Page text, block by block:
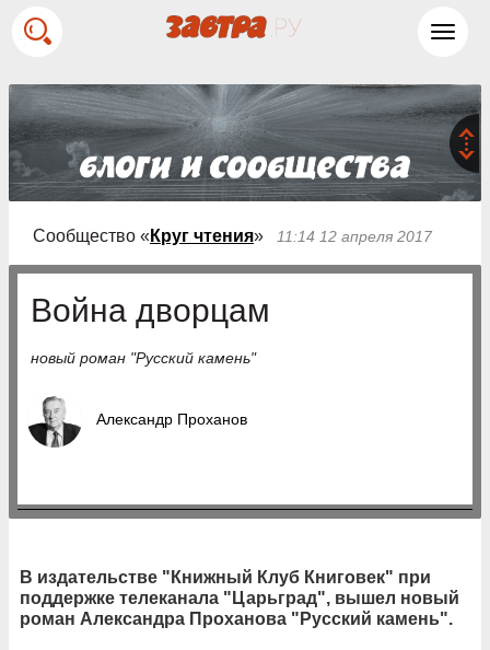
Сообщество « Круг чтения» 11:14 12 апреля 2017
Война дворцам
новый роман "Русский камень"
Александр Проханов
В издательстве "Книжный Клуб Книговек" при
поддержке телеканала "Царьград", вышел новый
роман Александра Проханова "Русский камень".